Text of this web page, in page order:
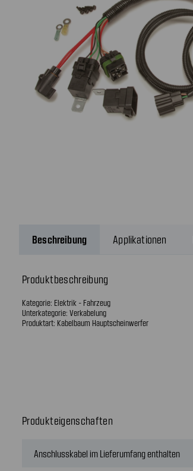
Beschreibung Applikationen
Produktbeschreibung
Kategorie: Elektrik - Fahrzeug
Unterkategorie: Verkabelung
Produktart: Kabelbaum Hauptscheinwerfer
Produkteigenschaften
Anschlusskabel im Lieferumfang enthalten